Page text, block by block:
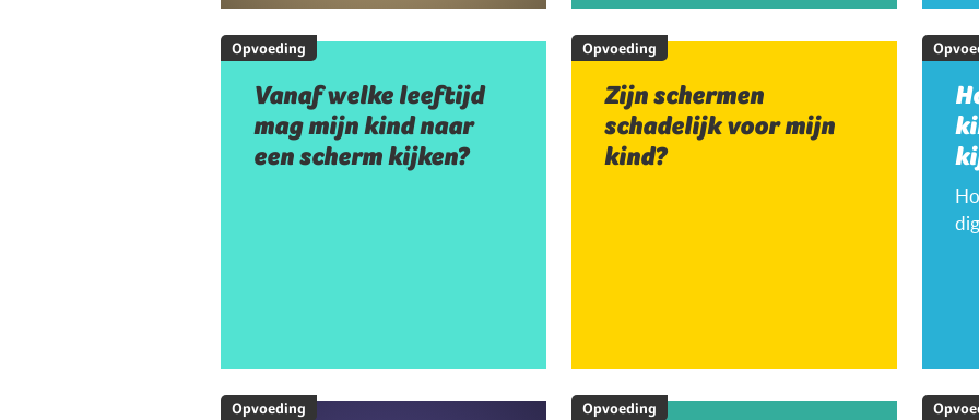
Opvoeding
Vanaf welke leeftijd
mag mijn kind naar
een scherm kijken?
Opvoeding
Zijn schermen
schadelijk voor mijn
kind?
Opvoeding Opvoeding